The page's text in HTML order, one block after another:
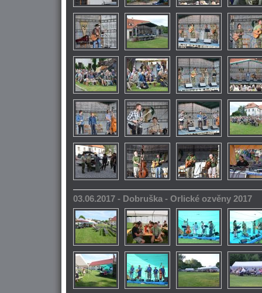
03.06.2017 - Dobruška - Orlické ozvěny 2017